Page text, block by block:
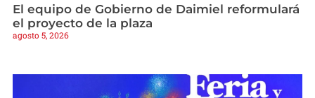
El equipo de Gobierno de Daimiel reformulará
el proyecto de la plaza
agosto 5, 2026